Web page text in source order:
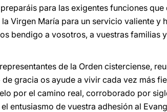
para las exigentes funciones
Virgen María para un servicio valiente y
bendigo a vosotros, a vuestras familias
de la Orden cisterciense,
gracia os ayude a vivir cada vez más
por el camino real, corroborado por
entusiasmo de vuestra adhesión al